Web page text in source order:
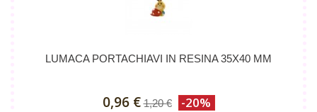
LUMACA PORTACHIAVI IN RESINA 35X40 MM
0,96 € 1,20 € -20%